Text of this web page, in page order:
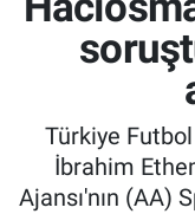
Türkiye
İbrahim
Ajansı'nın (AA)